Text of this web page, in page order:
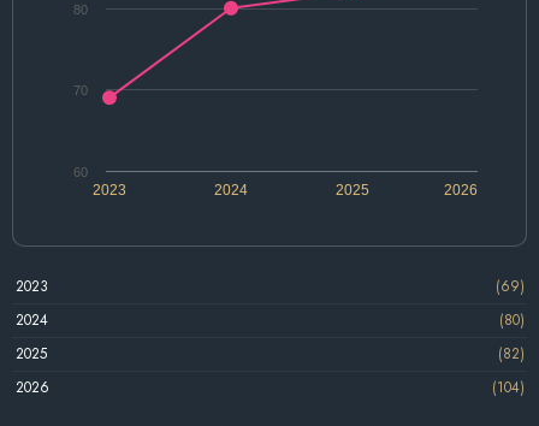
2024 2026
2023 2025
60
70
80
2023
(69)
2024
(80)
2025
(82)
2026
(104)